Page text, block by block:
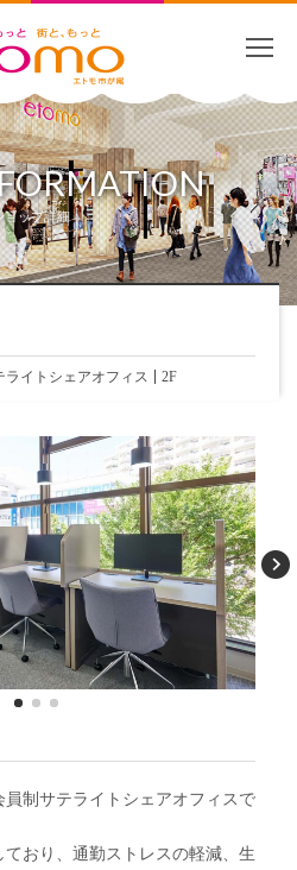
ョップ詳細
ライトシェアオフィス 2F
1 2 3
員制サテライトシェアオフィスで
おり、通勤ストレスの軽減、生